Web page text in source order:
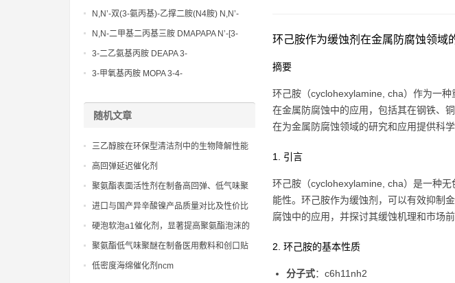
环己胺作为缓蚀剂在金属防腐蚀领域
摘要
环己胺（cyclohexylamine, cha）作为一
在金属防腐蚀中的应用，包括其在钢铁、
在为金属防腐蚀领域的研究和应用提供科学
1. 引言
环己胺（cyclohexylamine, cha）是一种
能性。环己胺作为缓蚀剂，可以有效抑制
腐蚀中的应用，并探讨其缓蚀机理和市场前
2. 环己胺的基本性质
分子式：c6h11nh2
Methoxypropylamine CAS No:5332-73-0
N,N’-双(3-氨丙基)-乙撑二胺(N4胺) N,N’-
Bis(3-aminopropyl)-ethylenediamine CAS
No10563-26-5
N,N-二甲基二丙基三胺 DMAPAPA N’-[3-
(dimethylamino)propyllpropane-1,3-
diamine CAS No10563-29-8
3-二乙氨基丙胺 DEAPA 3-
(Diethylamino)propylamine CAS No 104-
3-甲氧基丙胺 MOPA 3-4-
随机文章
三乙醇胺在环保型清洁剂中的生物降解性能
研究
高回弹延迟催化剂
聚氨酯表面活性剂在制备高回弹、低气味聚
氨酯软泡中的应用
进口与国产异辛酸镍产品质量对比及性价比
分析
硬泡软泡a1催化剂，显著提高聚氨酯泡沫的
压缩强度和柔软度
聚氨酯低气味聚醚在制备医用敷料和创口贴
中的应用
低密度海绵催化剂ncm